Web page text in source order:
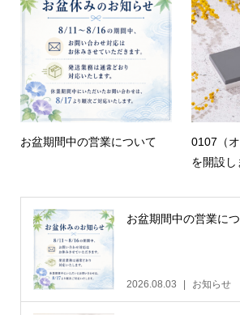
お盆期間中の営業について
0107（
を開設し
お盆期間中の営業に
2026.08.03 お知らせ